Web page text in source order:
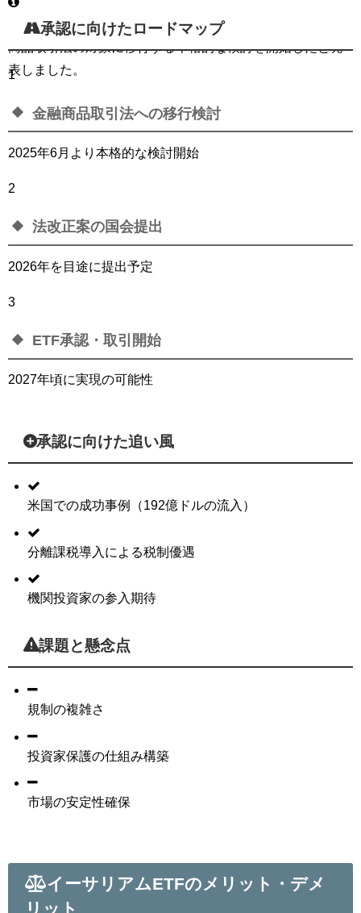
金融庁は2025年6月25日の金融審議会で、暗号資産を金融
商品取引法の対象に移行する本格的な検討を開始したと発
表しました。
承認に向けたロードマップ
1
金融商品取引法への移行検討
2025年6月より本格的な検討開始
2
法改正案の国会提出
2026年を目途に提出予定
3
ETF承認・取引開始
2027年頃に実現の可能性
承認に向けた追い風
米国での成功事例（192億ドルの流入）
分離課税導入による税制優遇
機関投資家の参入期待
課題と懸念点
規制の複雑さ
投資家保護の仕組み構築
市場の安定性確保
イーサリアムETFのメリット・デメ
リット